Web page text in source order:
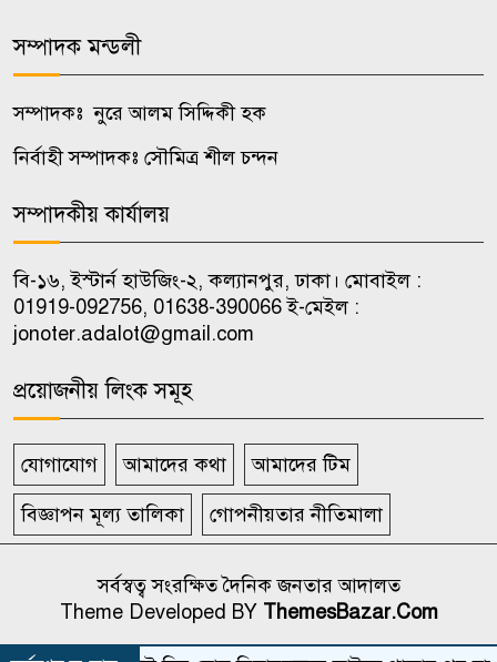
সম্পাদক মন্ডলী
সম্পাদকঃ নুরে আলম সিদ্দিকী হক
নির্বাহী সম্পাদকঃ সৌমিত্র শীল চন্দন
সম্পাদকীয় কার্যালয়
বি-১৬, ইস্টার্ন হাউজিং-২, কল্যানপুর, ঢাকা। মোবাইল :
01919-092756, 01638-390066 ই-মেইল :
jonoter.adalot@gmail.com
প্রয়োজনীয় লিংক সমূহ
যোগাযোগ আমাদের কথা আমাদের টিম
বিজ্ঞাপন মূল্য তালিকা গোপনীয়তার নীতিমালা
সর্বস্বত্ব সংরক্ষিত দৈনিক জনতার আদালত
Theme Developed BY ThemesBazar.Com